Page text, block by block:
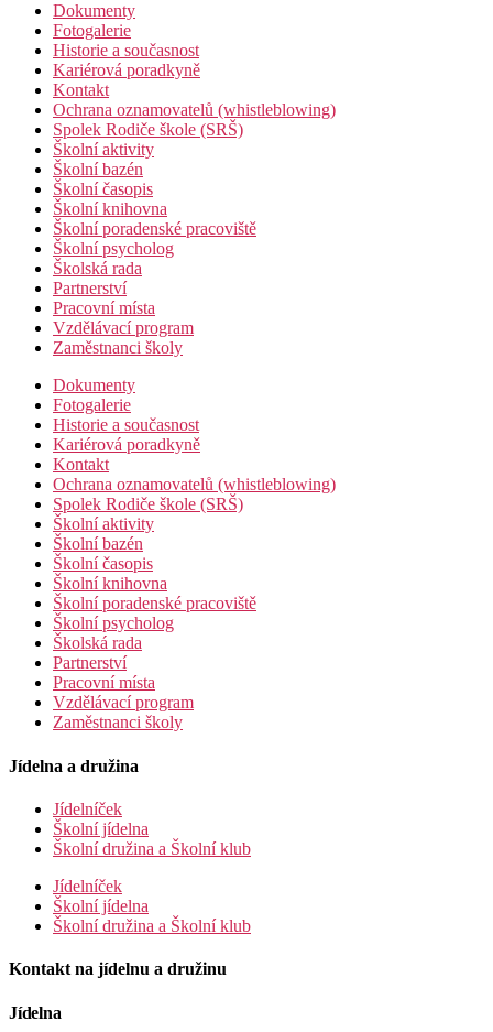
Dokumenty
Fotogalerie
Historie a současnost
Kariérová poradkyně
Kontakt
Ochrana oznamovatelů (whistleblowing)
Spolek Rodiče škole (SRŠ)
Školní aktivity
Školní bazén
Školní časopis
Školní knihovna
Školní poradenské pracoviště
Školní psycholog
Školská rada
Partnerství
Pracovní místa
Vzdělávací program
Zaměstnanci školy
Dokumenty
Fotogalerie
Historie a současnost
Kariérová poradkyně
Kontakt
Ochrana oznamovatelů (whistleblowing)
Spolek Rodiče škole (SRŠ)
Školní aktivity
Školní bazén
Školní časopis
Školní knihovna
Školní poradenské pracoviště
Školní psycholog
Školská rada
Partnerství
Pracovní místa
Vzdělávací program
Zaměstnanci školy
Jídelna a družina
Jídelníček
Školní jídelna
Školní družina a Školní klub
Jídelníček
Školní jídelna
Školní družina a Školní klub
Kontakt na jídelnu a družinu
Jídelna